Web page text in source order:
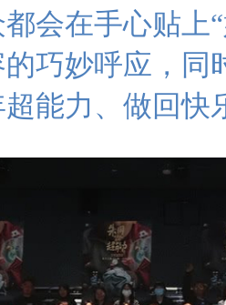
会在手心贴上
巧妙呼应，同
能力、做回快